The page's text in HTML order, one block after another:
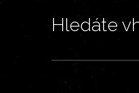
Hledáte